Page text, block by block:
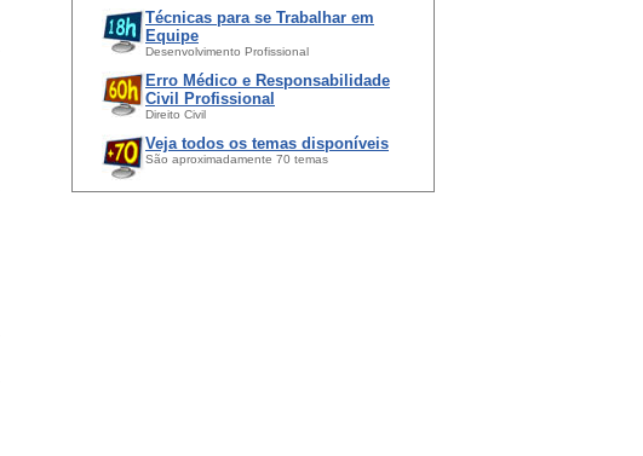
Técnicas para se Trabalhar em
Equipe
Desenvolvimento Profissional
Erro Médico e Responsabilidade
Civil Profissional
Direito Civil
Veja todos os temas disponíveis
São aproximadamente 70 temas